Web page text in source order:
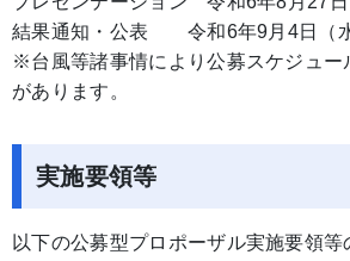
結果通知・公表 令和6年9月4日（水
※台風等諸事情により公募スケジュー
があります。
実施要領等
以下の公募型プロポーザル実施要領